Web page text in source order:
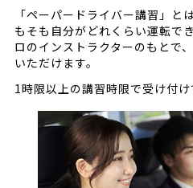
「ペーパードライバー講習」と
もそも自分がどれくらい運転で
ロのインストラクターのもとで
いただけます。
1時限以上の講習時限で受け付け